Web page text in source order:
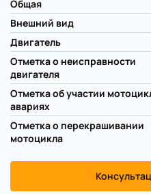
Общая
Внешний вид
Двигатель
Отметка о неисправности
двигателя
Отметка об участии
авариях
Отметка о перекрашивании
мотоцикла